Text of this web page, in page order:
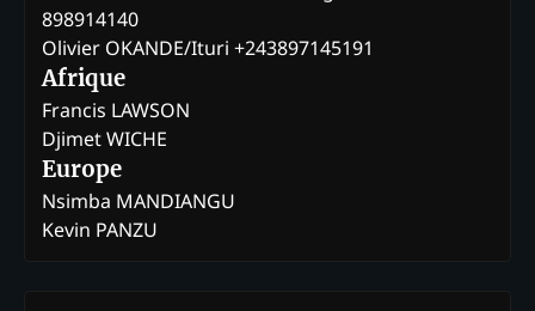
898914140
Olivier OKANDE/Ituri +243897145191
Afrique
Francis LAWSON
Djimet WICHE
Europe
Nsimba MANDIANGU
Kevin PANZU